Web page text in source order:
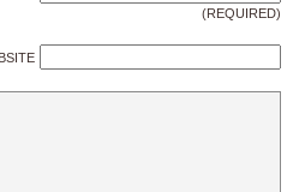
(REQUIRED)